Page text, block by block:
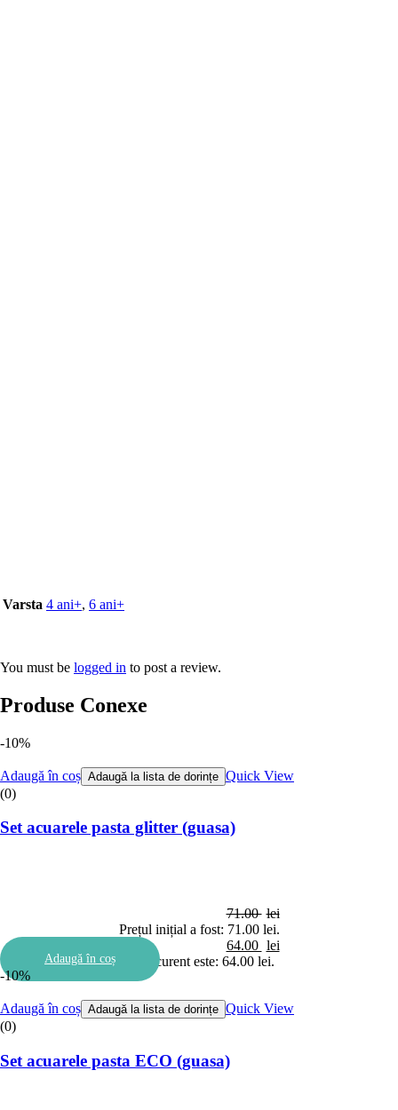
Varsta 4 ani+, 6 ani+
You must be logged in to post a review.
Produse Conexe
-10%
Adaugă în coș Adaugă la lista de dorințe Quick View
(0)
Set acuarele pasta glitter (guasa)
71.00 lei
Prețul inițial a fost: 71.00 lei.
64.00 lei
Prețul curent este: 64.00 lei.
Adaugă în coș
-10%
Adaugă în coș Adaugă la lista de dorințe Quick View
(0)
Set acuarele pasta ECO (guasa)